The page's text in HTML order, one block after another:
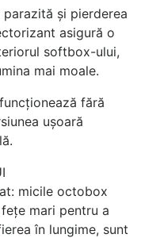
și pierderea
asigură o
softbox-ului,
mai moale.
fără
ușoară
micile octobox
mari pentru a
în lungime, sunt